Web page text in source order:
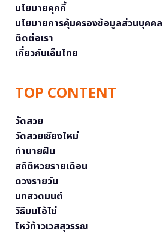
นโยบายคุกกี้
นโยบายการคุ้มครองข้อมูลส่วนบุคคล
ติดต่อเรา
เกี่ยวกับเอ็มไทย
TOP CONTENT
วัดสวย
วัดสวยเชียงใหม่
ทำนายฝัน
สถิติหวยรายเดือน
ดวงรายวัน
บทสวดมนต์
วิธีบนไอ้ไข่
ไหว้ท้าวเวสสุวรรณ